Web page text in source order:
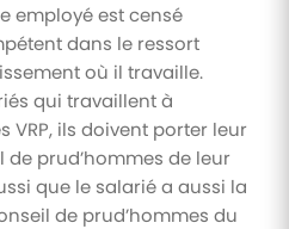
employé est censé
dans le ressort
où il travaille.
qui travaillent à
VRP, ils doivent porter leur
prud’hommes de leur
que le salarié a aussi la
de prud’hommes du